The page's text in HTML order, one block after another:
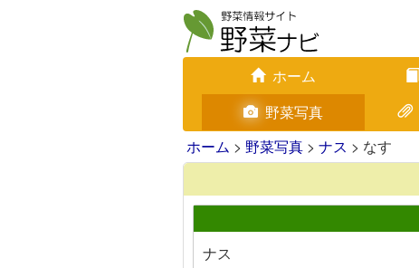
ホーム
野菜写真
ホーム > 野菜写真 > ナス > なす
ナス